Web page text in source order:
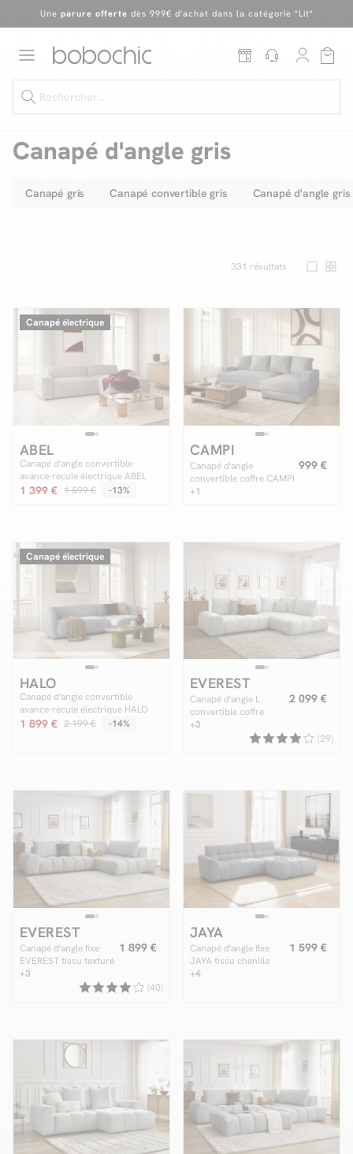
En ce moment, profitez d'untapis offert dès 1299€ de canapé
Excellent
Uneparure offerte
Dernière chance jusqu'à -50%
Vos intérieurs
Facilité de paiements
Livraison
Aide et contact
Mieux nous connaître
Canapé d'angle gris
Canapé gris Canapé convertible gris Canapé d'angle
331 résultats
Canapé électrique
ABEL
Canapé d'angle convertible
avance-recule électrique ABEL
tissu chiné
1 399 € 1 599 € -13%
CAMPI
Canapé d'angle
convertible coffre CAMPI
tissu velours côtelé
999 €
+1
Canapé électrique
HALO
Canapé d'angle convertible
avance-recule électrique HALO
tissu lisse
1 899 € 2 199 € -14%
EVEREST
Canapé d'angle L
convertible coffre
EVEREST tissu texturé
2 099 €
+3
(29)
EVEREST
Canapé d'angle fixe
EVEREST tissu texturé
1 899 €
+3
(40)
JAYA
Canapé d'angle fixe
JAYA tissu chenille
1 599 €
+4